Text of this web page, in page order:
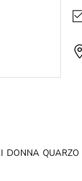
DONNA QUARZO